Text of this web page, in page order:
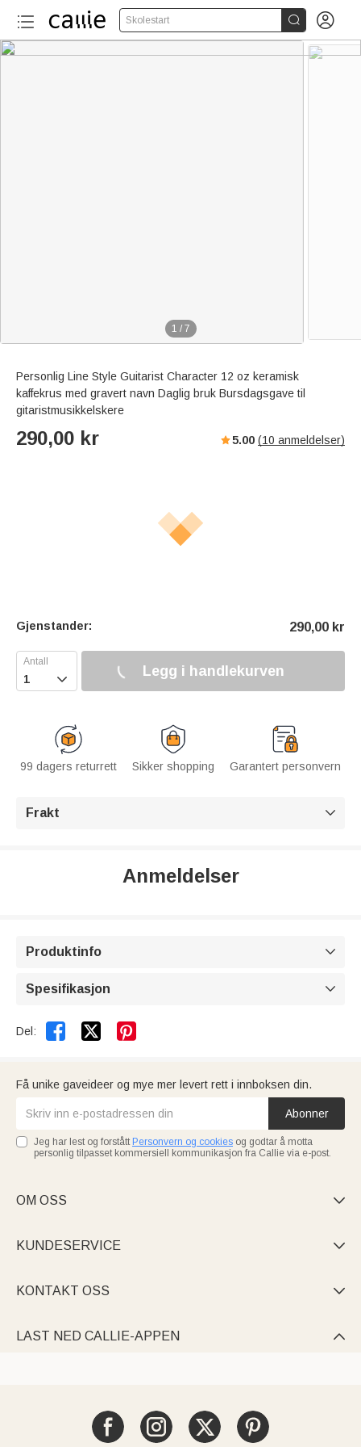
Skolestart  
1 / 7
Personlig Line Style Guitarist Character 12 oz keramisk
kaffekrus med gravert navn Daglig bruk Bursdagsgave til
gitaristmusikkelskere
290,00 kr 5.00 (10 anmeldelser)
Gjenstander: 290,00 kr
 Legg i handlekurven
99 dagers returrett Sikker shopping Garantert personvern
Frakt 
Anmeldelser
Produktinfo 
Spesifikasjon 
Del:  
Få unike gaveideer og mye mer levert rett i innboksen din.
Abonner
Jeg har lest og forstått Personvern og cookies og godtar å motta
personlig tilpasset kommersiell kommunikasjon fra Callie via e-post.
OM OSS 
KUNDESERVICE 
KONTAKT OSS 
LAST NED CALLIE-APPEN 